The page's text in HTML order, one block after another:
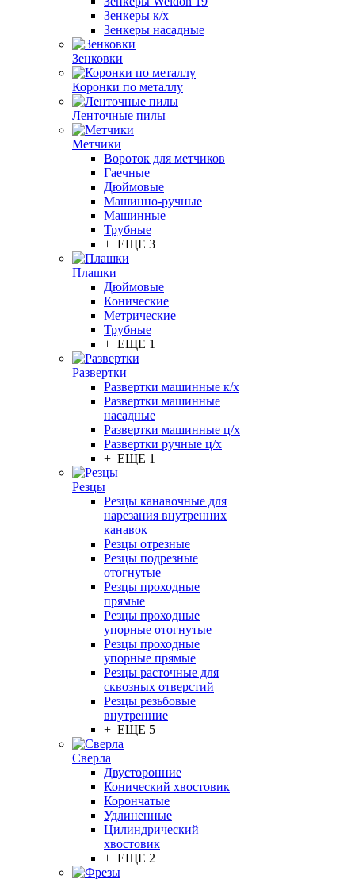
Зенкеры к/х
Зенкеры насадные
Зенковки
Коронки по металлу
Ленточные пилы
Метчики
Вороток для метчиков
Гаечные
Дюймовые
Машинно-ручные
Машинные
Трубные
+ ЕЩЕ 3
Плашки
Дюймовые
Конические
Метрические
Трубные
+ ЕЩЕ 1
Развертки
Развертки машинные к/х
Развертки машинные
насадные
Развертки машинные ц/х
Развертки ручные ц/х
+ ЕЩЕ 1
Резцы
Резцы канавочные для
нарезания внутренних
канавок
Резцы отрезные
Резцы подрезные
отогнутые
Резцы проходные
прямые
Резцы проходные
упорные отогнутые
Резцы проходные
упорные прямые
Резцы расточные для
сквозных отверстий
Резцы резьбовые
внутренние
+ ЕЩЕ 5
Сверла
Двусторонние
Конический хвостовик
Корончатые
Удлиненные
Цилиндрический
хвостовик
+ ЕЩЕ 2